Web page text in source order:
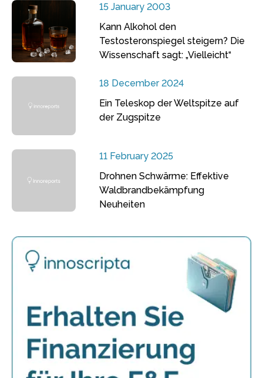
15 January 2003
Kann Alkohol den
Testosteronspiegel steigern? Die
Wissenschaft sagt: „Vielleicht“
18 December 2024
Ein Teleskop der Weltspitze auf
der Zugspitze
11 February 2025
Drohnen Schwärme: Effektive
Waldbrandbekämpfung
Neuheiten